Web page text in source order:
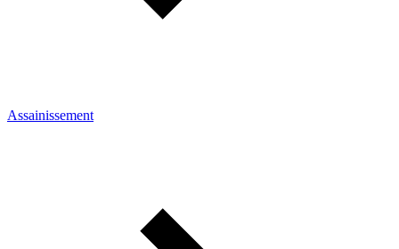
Assainissement